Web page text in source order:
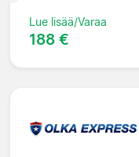
Lue lisää/Varaa
188 €